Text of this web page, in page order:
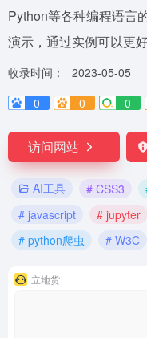
Python等各种编程语言
演示，通过实例可以更
收录时间：
2023-05-05
0
0 0
访问网站
AI工具 # CSS3
# javascript
# jupyter
# python爬虫
# W3C
立地货